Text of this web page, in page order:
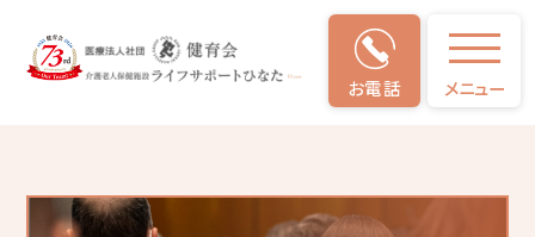
お電話 メニュー
教育と研修・研究事例